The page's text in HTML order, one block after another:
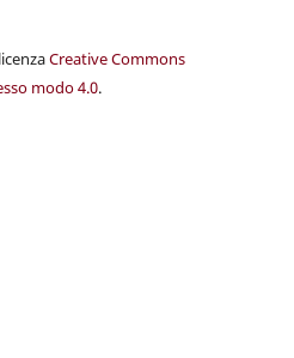
Creative Commons
modo 4.0.